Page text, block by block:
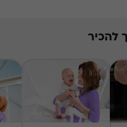
יולי-אוגוסט, הזמנת
פנוי במרבית המלונות,
על פי
.התשלום עבור התוספת
להכיר